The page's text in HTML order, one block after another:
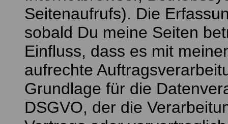
Seitenaufrufs). Die
sobald Du meine Seiten
Einfluss, dass es mit
aufrechte
Grundlage für die
DSGVO, der die